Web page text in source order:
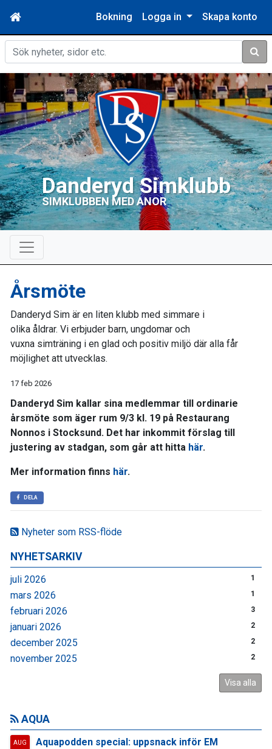
Bokning Logga in Skapa konto
Sök
Danderyd Simklubb
SIMKLUBBEN MED ANOR
Nyheter som RSS-flöde
NYHETSARKIV
juli 2026 1
mars 2026 1
februari 2026 3
januari 2026 2
december 2025 2
november 2025 2
Visa alla
Årsmöte
Danderyd Sim är en liten klubb med simmare i
olika åldrar. Vi erbjuder barn, ungdomar och
vuxna simträning i en glad och positiv miljö där alla får
möjlighet att utvecklas.
17 feb 2026
Danderyd Sim kallar sina medlemmar till ordinarie
årsmöte som äger rum 9/3 kl. 19 på Restaurang
Nonnos i Stocksund. Det har inkommit förslag till
justering av stadgan, som går att hitta här.
Mer information finns här.
DELA
AQUA
AUG Aquapodden special: uppsnack inför EM